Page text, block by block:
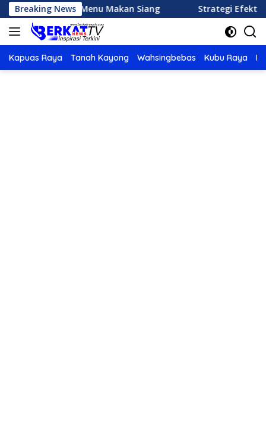
Langsung
ke
konten
Breaking News
Memasak Menu Makan Siang Strategi Efektif
Kapuas Raya Tanah Kayong Wahsingbebas Kubu Raya